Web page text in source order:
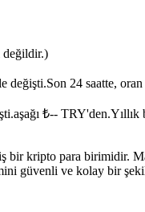
emtia türevleri
değildir.)
değişti.Son 24 saatte,
₺-- TRY'den.Yıllık
kripto para birimidir.
güvenli ve kolay bir